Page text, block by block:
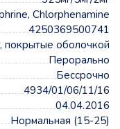
Chlorphenamine
4250369500741
покрытые оболочкой
Перорально
Бессрочно
4934/01/06/11/16
04.04.2016
Нормальная (15-25)